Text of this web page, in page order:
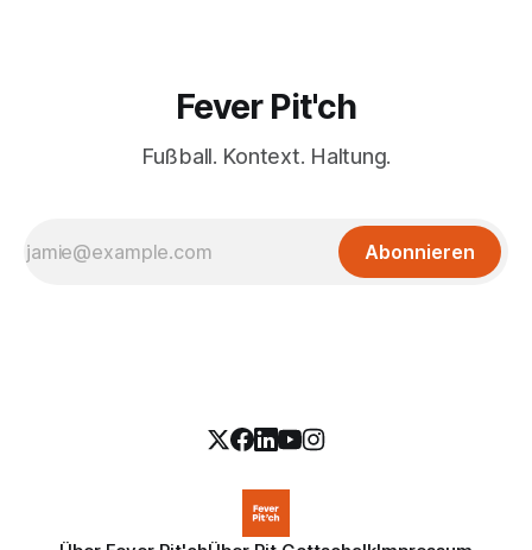
Fever Pit'ch
Fußball. Kontext. Haltung.
Abonnieren